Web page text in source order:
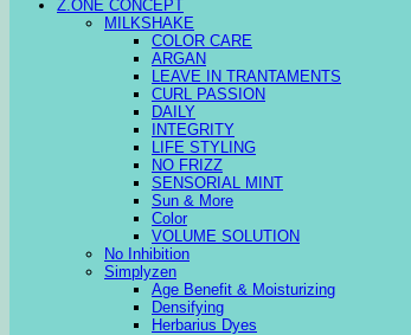
Z.ONE CONCEPT
MILKSHAKE
COLOR CARE
ARGAN
LEAVE IN TRANTAMENTS
CURL PASSION
DAILY
INTEGRITY
LIFE STYLING
NO FRIZZ
SENSORIAL MINT
Sun & More
Color
VOLUME SOLUTION
No Inhibition
Simplyzen
Age Benefit & Moisturizing
Densifying
Herbarius Dyes